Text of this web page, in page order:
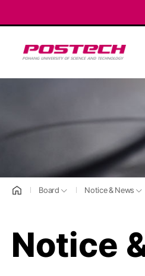
Board Notice & News
Notice